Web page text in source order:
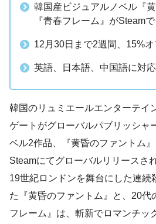
韓国産ビジュアルノベル『
『青春フレーム』がSteam
12月30日まで2週間、15%
英語、日本語、中国語に対応
韓国のリュミエールエンターテイ
ゲートがグローバルパブリッシャ
ベル2作品、『黄昏のファントム
Steamにてグローバルリリースさ
19世紀ロンドンを舞台にした連続
た『黄昏のファントム』と、20代
フレーム』は、斬新でロマンチッ